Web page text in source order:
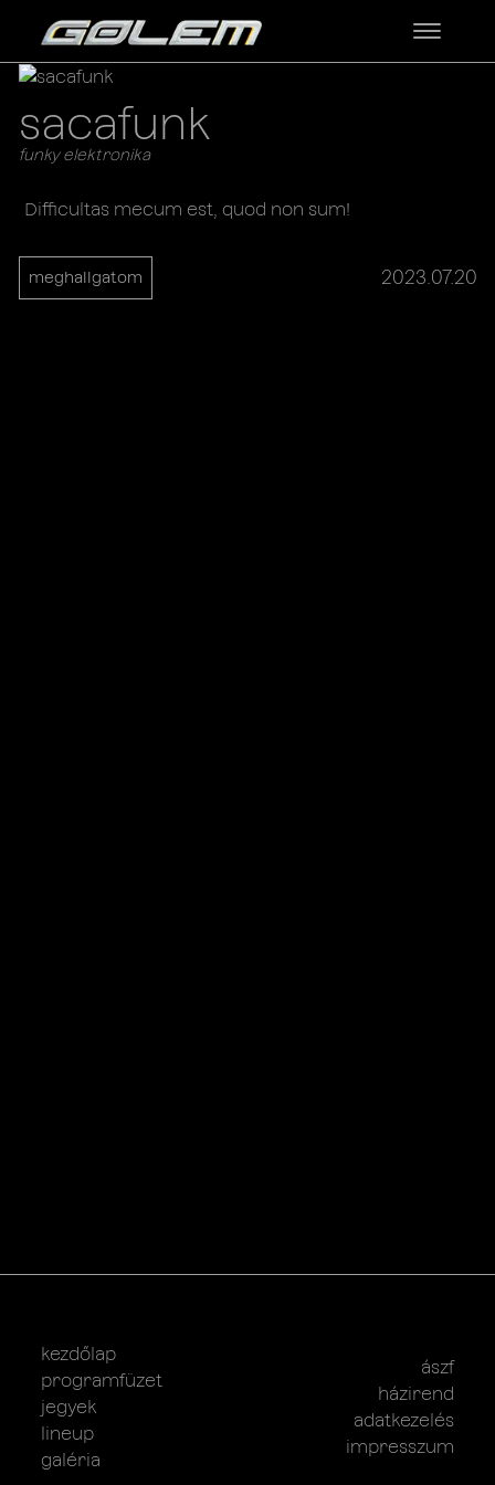
sacafunk
funky elektronika
Difficultas mecum est, quod non sum!
meghallgatom 2023.07.20
kezdőlap
programfüzet
jegyek
lineup
galéria
ászf
házirend
adatkezelés
impresszum